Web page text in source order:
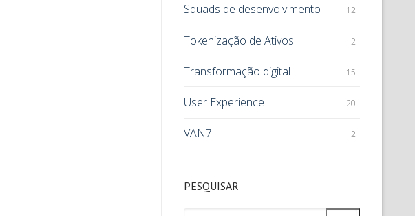
Squads de desenvolvimento 12
Tokenização de Ativos 2
Transformação digital 15
User Experience 20
VAN7 2
PESQUISAR